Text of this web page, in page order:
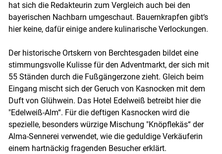
Skip to main content
hat sich die Redakteurin zum Vergleich auch bei den
bayerischen Nachbarn umgeschaut. Bauernkrapfen gibt‘s
hier keine, dafür einige andere kulinarische Verlockungen.
Der historische Ortskern von Berchtesgaden bildet eine
stimmungsvolle Kulisse für den Adventmarkt, der sich mit
55 Ständen durch die Fußgängerzone zieht. Gleich beim
Eingang mischt sich der Geruch von Kasnocken mit dem
Duft von Glühwein. Das Hotel Edelweiß betreibt hier die
"Edelweiß-Alm“. Für die deftigen Kasnocken wird die
spezielle, besonders würzige Mischung "Knöpflekäs“ der
Alma-Sennerei verwendet, wie die geduldige Verkäuferin
einem hartnäckig fragenden Besucher erklärt.